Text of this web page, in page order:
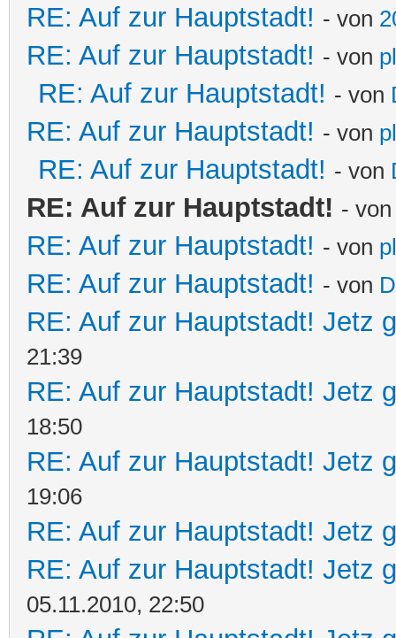
RE: Auf zur Hauptstadt! - von
RE: Auf zur Hauptstadt! - von
RE: Auf zur Hauptstadt! - von
RE: Auf zur Hauptstadt! - von
RE: Auf zur Hauptstadt! - von
RE: Auf zur Hauptstadt! -
RE: Auf zur Hauptstadt! - von
RE: Auf zur Hauptstadt! - von
RE: Auf zur Hauptstadt! Jetz
21:39
RE: Auf zur Hauptstadt! Jetz
18:50
RE: Auf zur Hauptstadt! Jetz
19:06
RE: Auf zur Hauptstadt! Jetz
RE: Auf zur Hauptstadt! Jetz
05.11.2010, 22:50